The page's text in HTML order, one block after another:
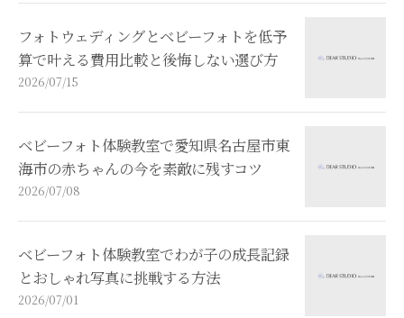
フォトウェディングとベビーフォトを低予
算で叶える費用比較と後悔しない選び方
2026/07/15
ベビーフォト体験教室で愛知県名古屋市東
海市の赤ちゃんの今を素敵に残すコツ
2026/07/08
ベビーフォト体験教室でわが子の成長記録
とおしゃれ写真に挑戦する方法
2026/07/01